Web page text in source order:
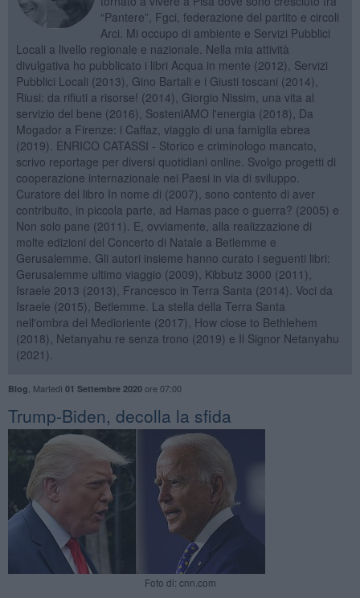
“Pantere”, Fgci, federazione del partito e circoli
Arci. Mi occupo di ambiente e Servizi Pubblici
Locali a livello regionale e nazionale. Nella mia attività
divulgativa ho pubblicato i libri Acqua in mente (2012), Servizi
Pubblici Locali (2013), Gino Bartali e i Giusti toscani (2014),
Riusi: da rifiuti a risorse! (2014), Giorgio Nissim, una vita al
servizio del bene (2016), SosteniAMO l'energia (2018), Da
Mogador a Firenze: i Caffaz, viaggio di una famiglia ebrea
(2019). ENRICO CATASSI - Storico e criminologo mancato,
scrivo reportage per diversi quotidiani online. Svolgo progetti di
cooperazione internazionale nei Paesi in via di sviluppo.
Curatore del libro In nome di (2007), sono contento di aver
contribuito, in piccola parte, ad Hamas pace o guerra? (2005) e
Non solo pane (2011). E, ovviamente, alla realizzazione di
molte edizioni del Concerto di Natale a Betlemme e
Gerusalemme. Gli autori insieme hanno curato i seguenti libri:
Gerusalemme ultimo viaggio (2009), Kibbutz 3000 (2011),
Israele 2013 (2013), Francesco in Terra Santa (2014). Voci da
Israele (2015), Betlemme. La stella della Terra Santa
nell'ombra del Medioriente (2017), How close to Bethlehem
(2018), Netanyahu re senza trono (2019) e Il Signor Netanyahu
(2021).
Blog Martedì 01 Settembre 2020ore 07:00
Trump-Biden, decolla la sfida
Foto di: cnn.com